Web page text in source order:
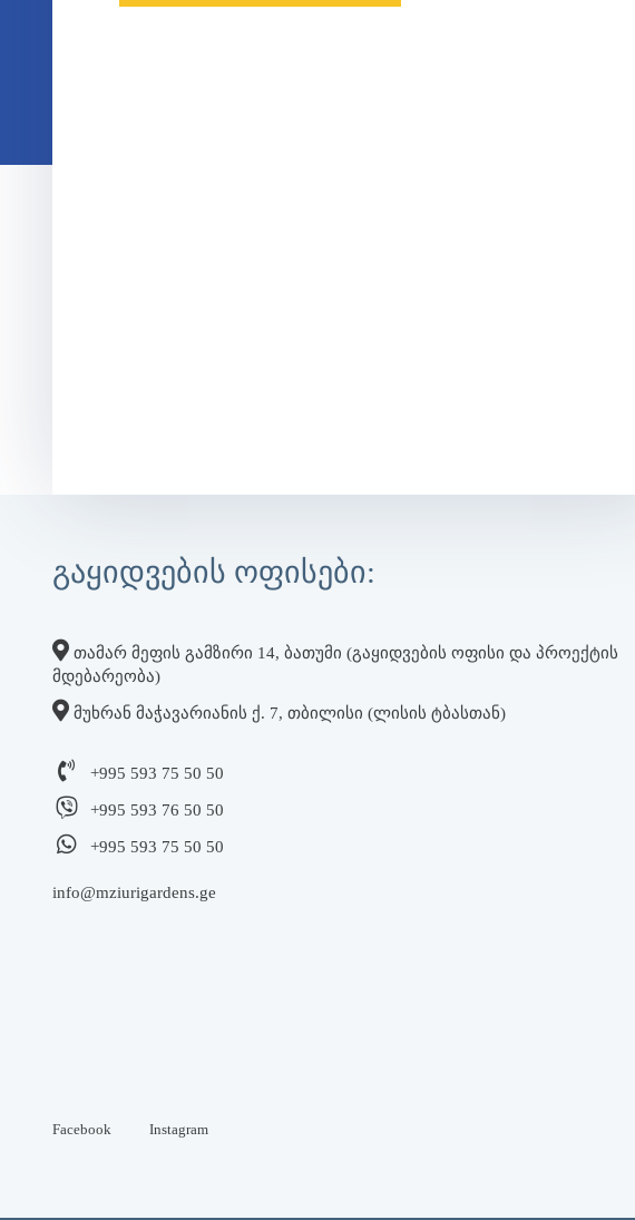
ᲒᲐᲧᲘᲓᲕᲔᲑᲘᲡ ᲝᲤᲘᲡᲔᲑᲘ:
ᲗᲐᲛᲐᲠ ᲛᲔᲤᲘᲡ ᲒᲐᲛᲖᲘᲠᲘ 14, ᲑᲐᲗᲣᲛᲘ (ᲒᲐᲧᲘᲓᲕᲔᲑᲘᲡ ᲝᲤᲘᲡᲘ ᲓᲐ ᲞᲠᲝᲔᲥᲢᲘᲡ
ᲛᲓᲔᲑᲐᲠᲔᲝᲑᲐ)
ᲛᲣᲮᲠᲐᲜ ᲛᲐᲭᲐᲕᲐᲠᲘᲐᲜᲘᲡ Ქ. 7, ᲗᲑᲘᲚᲘᲡᲘ (ᲚᲘᲡᲘᲡ ᲢᲑᲐᲡᲗᲐᲜ)
+995 593 75 50 50
+995 593 76 50 50
+995 593 75 50 50
info@mziurigardens.ge
Facebook Instagram